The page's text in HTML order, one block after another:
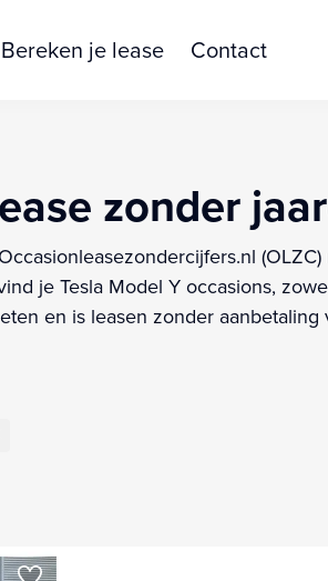
Bereken je lease Contact
zonder
je Tesla Model Y occasions,
en is leasen zonder